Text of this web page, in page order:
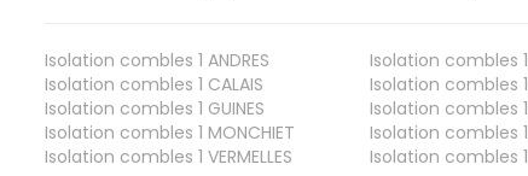
Isolation combles 1 ANDRES Isolation combles 1
Isolation combles 1 CALAIS Isolation combles 1
Isolation combles 1 GUINES Isolation combles 1
Isolation combles 1 MONCHIET Isolation combles 1
Isolation combles 1 VERMELLES Isolation combles 1